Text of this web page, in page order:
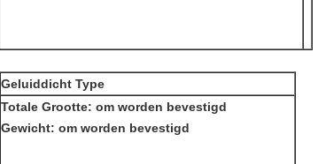
Geluiddicht Type
Totale Grootte: om worden bevestigd
Gewicht: om worden bevestigd